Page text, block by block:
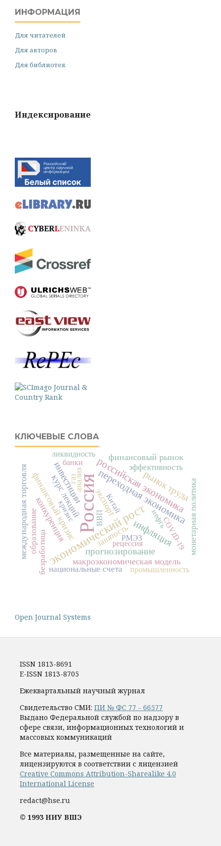
ИНФОРМАЦИЯ
Для читателей
Для авторов
Для библиотек
Индексирование
КЛЮЧЕВЫЕ СЛОВА
Россия
экономический рост
переходная экономика
инфляция
российская экономика
рынок труда
инвестиции
прогнозирование
макроэкономическая модель
финансовый кризис
курс лекций
финансовый рынок
конкуренция экспорт
международная торговля эффективность
образование занятость
национальные счета
монетарная политика
безработица
анализ
Китай
ликвидность
COVID-19
газ
кризис нефть
банки
промышленность
РМЭЗ
ВВП
рецессия
Open Journal Systems
ISSN 1813-8691
E-ISSN 1813-8705
Ежеквартальный научный журнал
Свидетельство СМИ: ПИ № ФС 77 - 66577
Выдано Федеральной службой по надзору в
сфере связи, информационных технологий и
массовых коммуникаций
Все материалы, размещенные на сайте,
лицензируются в соответствии с лицензией
Creative Commons Attribution-Sharealike 4.0
International License
redact@hse.ru
© 1993 НИУ ВШЭ